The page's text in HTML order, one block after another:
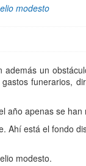
modesto
un
funerarios,
apenas se
está el fondo
modesto.